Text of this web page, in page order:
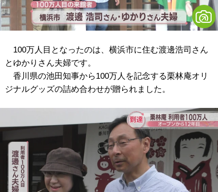
100万人目となったのは、横浜市に住む渡邊浩司さん
とゆかりさん夫婦です。
香川県の池田知事から100万人を記念する栗林庵オリ
ジナルグッズの詰め合わせが贈られました。